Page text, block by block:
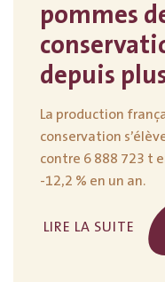
pommes
depuis
La production
conservation
contre 6 888 723 t
-12,2 % en un an.
LIRE LA SUITE